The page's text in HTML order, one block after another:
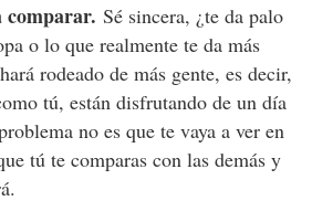
comparar. Sé sincera, ¿te da palo
o lo que realmente te da más
rodeado de más gente, es decir,
tú, están disfrutando de un día
no es que te vaya a ver en
tú te comparas con las demás y